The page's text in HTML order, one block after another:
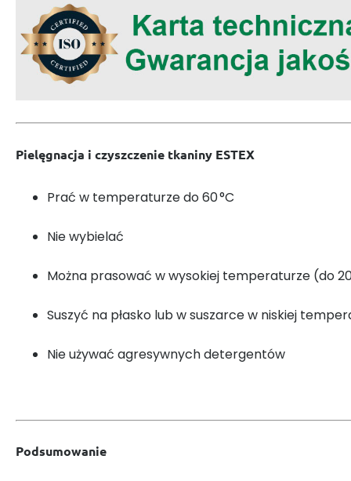
Pielęgnacja i czyszczenie tkaniny ESTEX
Prać w temperaturze do 60 °C
Nie wybielać
Można prasować w wysokiej temperaturze (do
Suszyć na płasko lub w suszarce w niskiej
Nie używać agresywnych detergentów
Podsumowanie